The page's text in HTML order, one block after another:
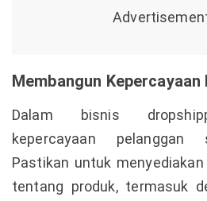
Membangun Kepercayaan
Dalam bisnis
kepercayaan pelanggan
Pastikan untuk
tentang produk, termasuk